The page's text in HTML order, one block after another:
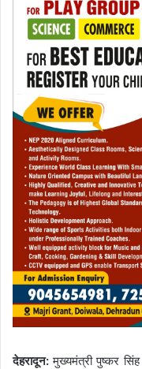
देहरादून:मुख्यमंत्री पुष्कर